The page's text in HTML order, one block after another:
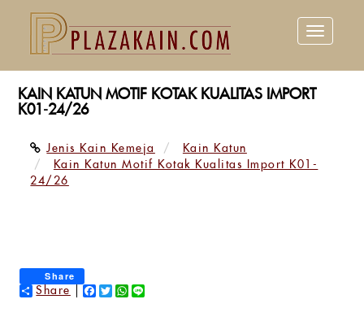
Toggle
navigation
KAIN KATUN MOTIF KOTAK KUALITAS IMPORT
K01-24/26
Jenis Kain Kemeja
Kain Katun
Kain Katun Motif Kotak Kualitas Import K01-
24/26
Share
Share Facebook
TwitterWhatsApp